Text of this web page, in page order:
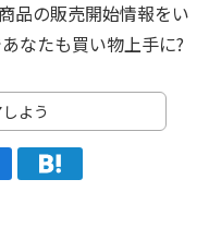
品の販売開始情報をい
なたも買い物上手に?
よう